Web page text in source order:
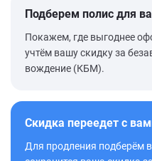
Подберем полис для
Покажем, где выгоднее
учтём вашу скидку за
вождение (КБМ).
Скидка переедет с
Для продления подберём